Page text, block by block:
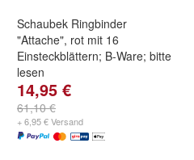
Schaubek Ringbinder
"Attache", rot mit 16
Einsteckblättern; B-Ware; bitte
lesen
14,95 €
61,10 €
+ 6,95 € Versand